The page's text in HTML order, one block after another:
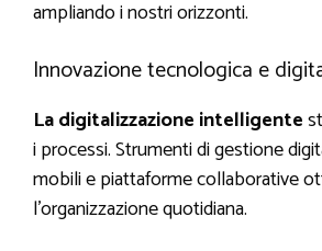
ampliando i nostri orizzonti.
Innovazione tecnologica e
La digitalizzazione intelligente
i processi. Strumenti di gestione
mobili e piattaforme collaborative
l’organizzazione quotidiana.